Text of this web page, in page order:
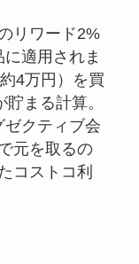
リワード2%
適用されま
4万円）を買
まる計算。
クティブ会
元を取るの
コストコ利